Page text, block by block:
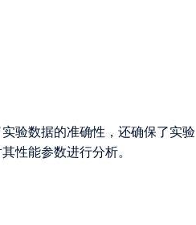
验数据的准确性，还确保了实验
性能参数进行分析。